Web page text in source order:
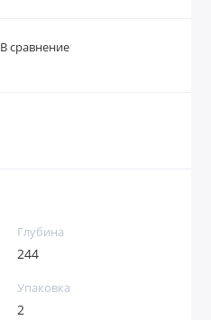
В сравнение
Глубина
244
Упаковка
2